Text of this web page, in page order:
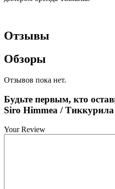
Отзывы
Обзоры
Отзывов пока нет.
Будьте первым, кто
Siro Himmea /
Your Review